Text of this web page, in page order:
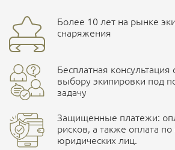
Доставка курьерской службой
Наличные при самовывозе
улица Маяковского, 10
ПОДРОБНЕЕ О
Более 10 лет на рынке
снаряжения
Бесплатная консультация
выбору экипировки под
задачу
Защищенные платежи:
рисков, а также оплата по
юридических лиц.